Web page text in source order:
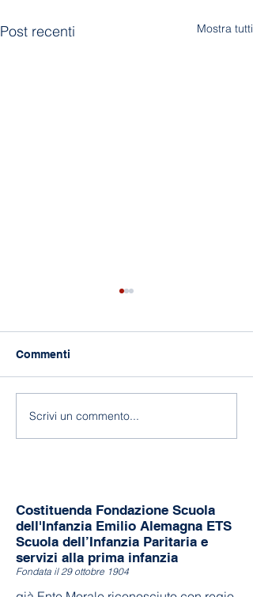
Post recenti Mostra tutti
118 anni di Asilo!
Commenti
Scrivi un commento...
Costituenda Fondazione Scuola
dell'Infanzia Emilio Alemagna ETS
Scuola dell’Infanzia Paritaria e
servizi alla prima infanzia
Fondata il 29 ottobre 1904